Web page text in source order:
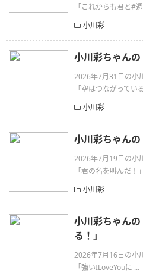
「これからも君と#
小川彩
小川彩ちゃんの
2026年7月31日の小
「空はつながってい
小川彩
小川彩ちゃんの
2026年7月19日の小
「君の名を叫んだ！
小川彩
小川彩ちゃん
る！」
2026年7月16日の小
「強いILoveYouに ...